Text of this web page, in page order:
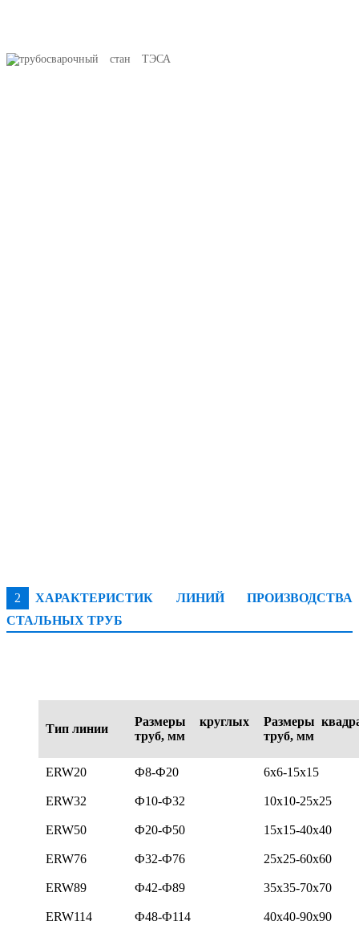
2
ХАРАКТЕРИСТИК ЛИНИЙ ПРОИЗВОДСТВА
СТАЛЬНЫХ ТРУБ
Тип линии
Размеры круглых
труб, мм
Размеры
труб, мм
ERW20 Ф8-Ф20 6x6-15x15
ERW32 Ф10-Ф32 10x10-25x25
ERW50 Ф20-Ф50 15x15-40x40
ERW76 Ф32-Ф76 25x25-60x60
ERW89 Ф42-Ф89 35x35-70x70
ERW114 Ф48-Ф114 40x40-90x90